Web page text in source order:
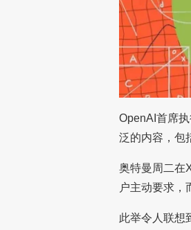
OpenAI首席
泛的内容，包
奥特曼周二在
户主动要求，
此举令人联想